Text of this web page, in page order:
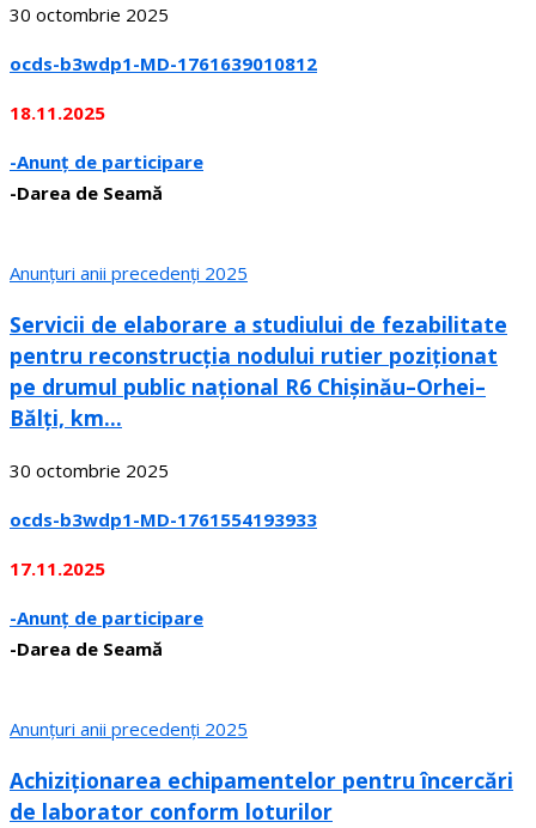
30 octombrie 2025
ocds-b3wdp1-MD-1761639010812
18.11.2025
-Anunț de participare
-Darea de Seamă
Anunțuri anii precedenți 2025
Servicii de elaborare a studiului de fezabilitate
pentru reconstrucția nodului rutier poziționat
pe drumul public național R6 Chișinău–Orhei–
Bălți, km...
30 octombrie 2025
ocds-b3wdp1-MD-1761554193933
17.11.2025
-Anunț de participare
-Darea de Seamă
Anunțuri anii precedenți 2025
Achiziționarea echipamentelor pentru încercări
de laborator conform loturilor